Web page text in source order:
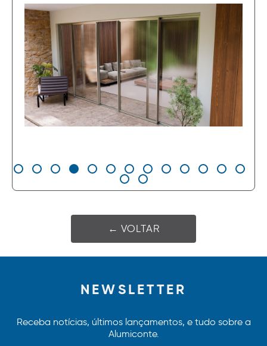
← VOLTAR
NEWSLETTER
Receba notícias, últimos lançamentos, e tudo sobre a
Alumiconte.